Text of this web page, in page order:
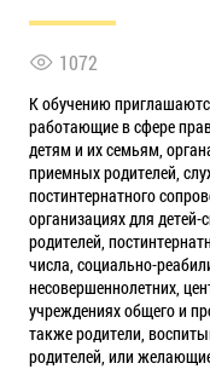
1072
К обучению
работающие в сфере
детям и их семьям,
приемных родителей,
постинтернатного
организациях для детей-
родителей,
числа, социально-
несовершеннолетних,
учреждениях общего и
также родители,
родителей, или